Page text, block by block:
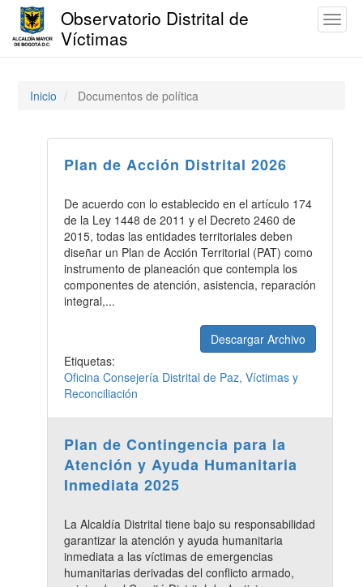
Pasar
contenido
Observatorio Distrital de
Víctimas
Inicio Documentos de política
Plan de Acción Distrital 2026
De acuerdo con lo establecido en el artículo 174
de la Ley 1448 de 2011 y el Decreto 2460 de
2015, todas las entidades territoriales deben
diseñar un Plan de Acción Territorial (PAT) como
instrumento de planeación que contempla los
componentes de atención, asistencia, reparación
integral,...
Descargar Archivo
Etiquetas:
Oficina Consejería Distrital de Paz, Víctimas y
Reconciliación
Plan de Contingencia para la
Atención y Ayuda Humanitaria
Inmediata 2025
La Alcaldía Distrital tiene bajo su responsabilidad
garantizar la atención y ayuda humanitaria
inmediata a las víctimas de emergencias
humanitarias derivadas del conflicto armado,